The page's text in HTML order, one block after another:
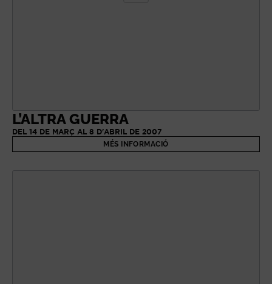
L’ALTRA GUERRA
DEL 14 DE MARÇ AL 8 D'ABRIL DE 2007
MÉS INFORMACIÓ